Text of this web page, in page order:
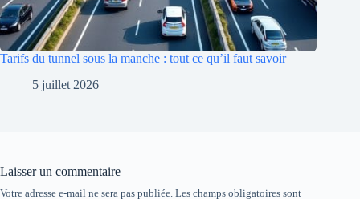
Tarifs du tunnel sous la manche : tout ce qu’il faut savoir
5 juillet 2026
Laisser un commentaire
Votre adresse e-mail ne sera pas publiée. Les champs obligatoires sont